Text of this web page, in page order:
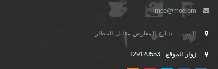
moe@moe.om
السيب - شارع المعارض مقابل المطار
زوار الموقع : 129120553